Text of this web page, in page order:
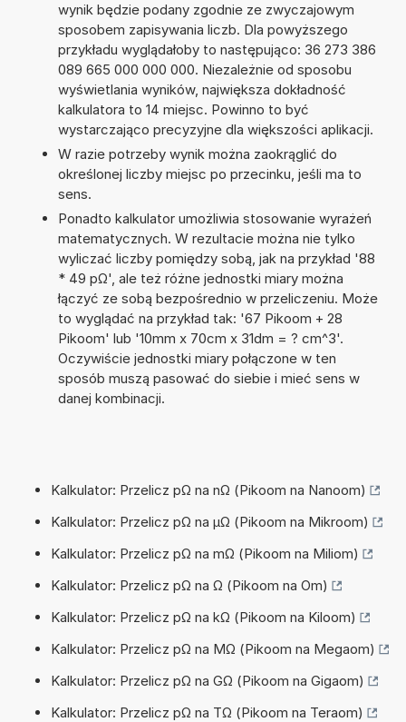
wynik będzie podany zgodnie ze zwyczajowym
sposobem zapisywania liczb. Dla powyższego
przykładu wyglądałoby to następująco: 36 273 386
089 665 000 000 000. Niezależnie od sposobu
wyświetlania wyników, największa dokładność
kalkulatora to 14 miejsc. Powinno to być
wystarczająco precyzyjne dla większości aplikacji.
W razie potrzeby wynik można zaokrąglić do
określonej liczby miejsc po przecinku, jeśli ma to
sens.
Ponadto kalkulator umożliwia stosowanie wyrażeń
matematycznych. W rezultacie można nie tylko
wyliczać liczby pomiędzy sobą, jak na przykład '88
* 49 pΩ', ale też różne jednostki miary można
łączyć ze sobą bezpośrednio w przeliczeniu. Może
to wyglądać na przykład tak: '67 Pikoom + 28
Pikoom' lub '10mm x 70cm x 31dm = ? cm^3'.
Oczywiście jednostki miary połączone w ten
sposób muszą pasować do siebie i mieć sens w
danej kombinacji.
Kalkulator: Przelicz pΩ na nΩ (Pikoom na Nanoom)
Kalkulator: Przelicz pΩ na µΩ (Pikoom na Mikroom)
Kalkulator: Przelicz pΩ na mΩ (Pikoom na Miliom)
Kalkulator: Przelicz pΩ na Ω (Pikoom na Om)
Kalkulator: Przelicz pΩ na kΩ (Pikoom na Kiloom)
Kalkulator: Przelicz pΩ na MΩ (Pikoom na Megaom)
Kalkulator: Przelicz pΩ na GΩ (Pikoom na Gigaom)
Kalkulator: Przelicz pΩ na TΩ (Pikoom na Teraom)